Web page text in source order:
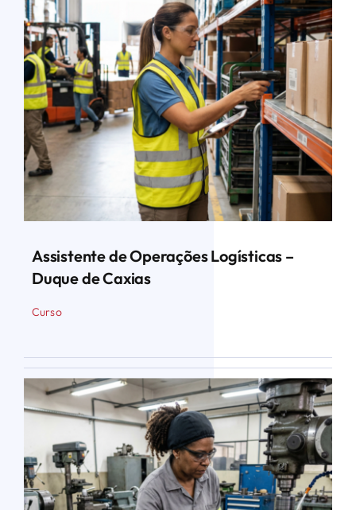
Assistente de Operações Logísticas –
Duque de Caxias
Curso